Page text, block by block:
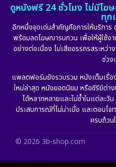
Film
Gothic
HBO GO
HBO Max
Healing
Heist
ดูหนังฟรี 24 ชั่วโมง ไม่มีโฆ
ทุก
อีกหนึ่งจุดเด่นสำคัญคือการให้บริกา
พร้อมลดโฆษณารบกวน เพื่อให้ผู้ใช้ง
อย่างต่อเนื่อง ไม่เสียอรรถรสระหว่
ช่วง
แพลตฟอร์มยังรวบรวม หนังเต็มเรื่อ
ใหม่ล่าสุด หนังยอดนิยม หรือซีรีย์ต่า
ได้หลากหลายและไม่ซ้ำในแต่ละวั
ประสบการณ์ที่ไม่น่าเบื่อ และตอบโจ
ครบถ้วน
© 2026 3b-shop.com